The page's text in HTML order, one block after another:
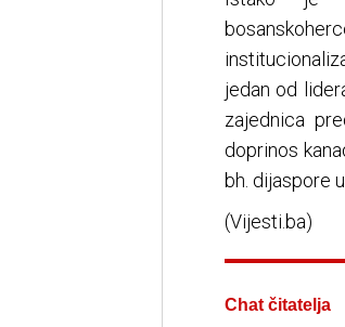
jedan od
zajednica
doprinos
bh. dijaspore
(Vijesti.ba)
Chat čitatelja